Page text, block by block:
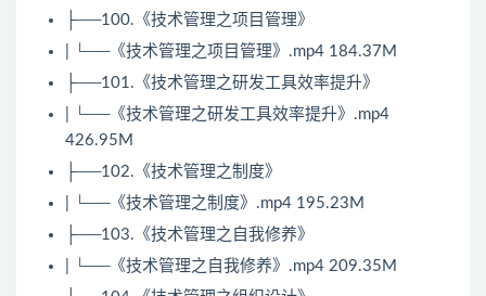
├──100.《技术管理之项目管理》
| └──《技术管理之项目管理》.mp4 184.37M
├──101.《技术管理之研发工具效率提升》
| └──《技术管理之研发工具效率提升》.mp4
426.95M
├──102.《技术管理之制度》
| └──《技术管理之制度》.mp4 195.23M
├──103.《技术管理之自我修养》
| └──《技术管理之自我修养》.mp4 209.35M